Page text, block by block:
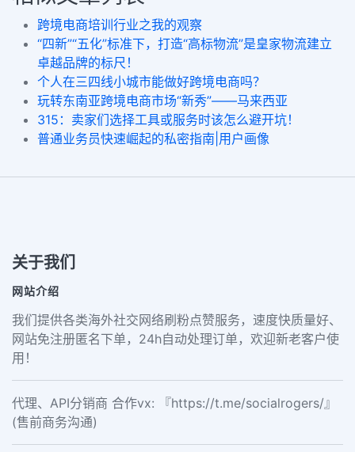
跨境电商培训行业之我的观察
“四新”“五化”标准下，打造“高标物流”是皇家物流建立
卓越品牌的标尺！
个人在三四线小城市能做好跨境电商吗？
玩转东南亚跨境电商市场“新秀”——马来西亚
315：卖家们选择工具或服务时该怎么避开坑！
普通业务员快速崛起的私密指南|用户画像
关于我们
网站介绍
我们提供各类海外社交网络刷粉点赞服务，速度快质量好、
网站免注册匿名下单，24h自动处理订单，欢迎新老客户使
用！
代理、API分销商 合作vx: 『https://t.me/socialrogers/』
(售前商务沟通)